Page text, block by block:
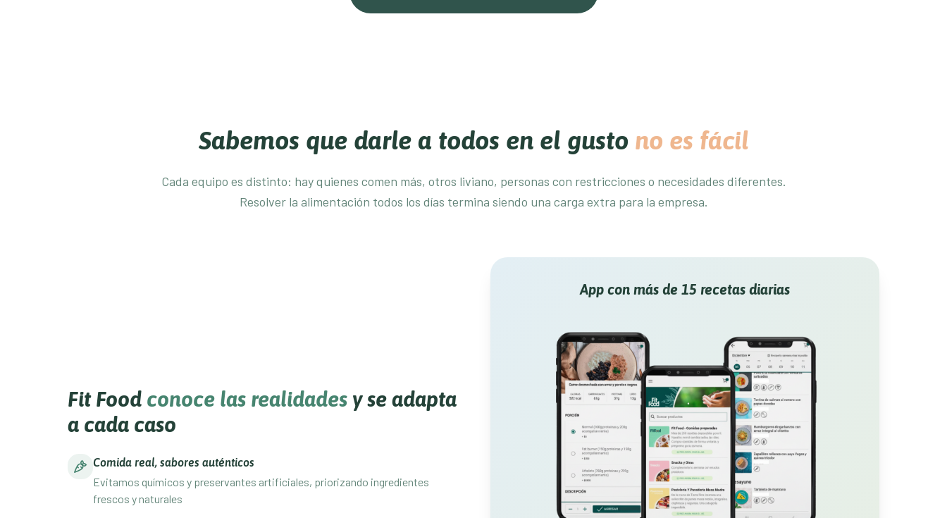
Sabemos que darle a todos en el gusto no es fácil
Cada equipo es distinto: hay quienes comen más, otros liviano, personas con restricciones o necesidades diferentes.
Resolver la alimentación todos los días termina siendo una carga extra para la empresa.
Fit Food conoce las realidades y se adapta
a cada caso
Comida real, sabores auténticos
Evitamos químicos y preservantes artificiales, priorizando ingredientes
frescos y naturales
App con más de 15 recetas diarias